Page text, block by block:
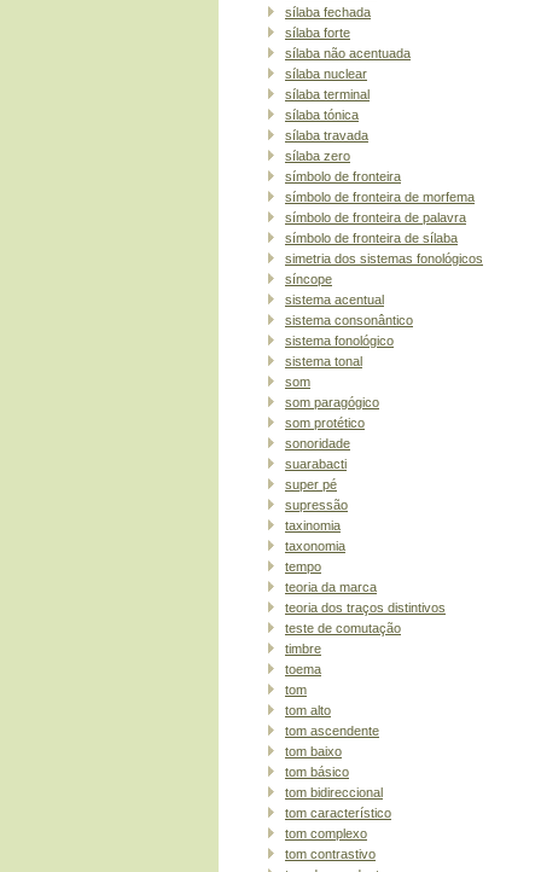
sílaba fechada
sílaba forte
sílaba não acentuada
sílaba nuclear
sílaba terminal
sílaba tónica
sílaba travada
sílaba zero
símbolo de fronteira
símbolo de fronteira de morfema
símbolo de fronteira de palavra
símbolo de fronteira de sílaba
simetria dos sistemas fonológicos
síncope
sistema acentual
sistema consonântico
sistema fonológico
sistema tonal
som
som paragógico
som protético
sonoridade
suarabacti
super pé
supressão
taxinomia
taxonomia
tempo
teoria da marca
teoria dos traços distintivos
teste de comutação
timbre
toema
tom
tom alto
tom ascendente
tom baixo
tom básico
tom bidireccional
tom característico
tom complexo
tom contrastivo